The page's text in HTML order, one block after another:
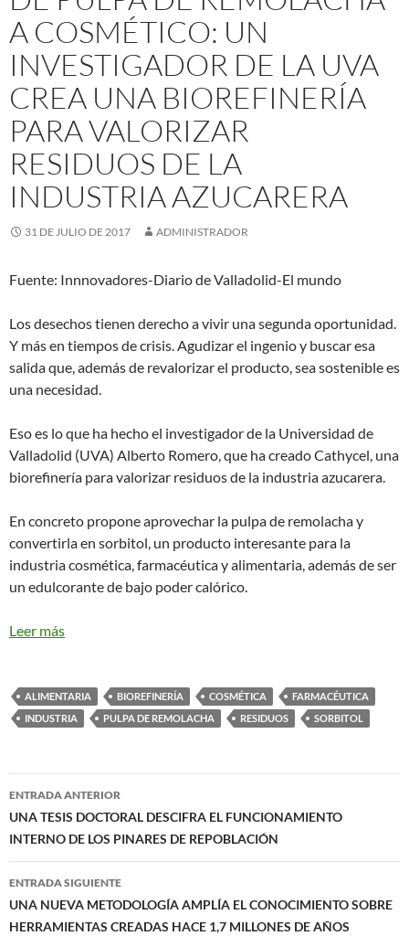
A COSMÉTICO: UN
INVESTIGADOR DE LA UVA
CREA UNA BIOREFINERÍA
PARA VALORIZAR
RESIDUOS DE LA
INDUSTRIA AZUCARERA
31 DE JULIO DE 2017 ADMINISTRADOR
Fuente: Innnovadores-Diario de Valladolid-El mundo
Los desechos tienen derecho a vivir una segunda oportunidad.
Y más en tiempos de crisis. Agudizar el ingenio y buscar esa
salida que, además de revalorizar el producto, sea sostenible es
una necesidad.
Eso es lo que ha hecho el investigador de la Universidad de
Valladolid (UVA) Alberto Romero, que ha creado Cathycel, una
biorefinería para valorizar residuos de la industria azucarera.
En concreto propone aprovechar la pulpa de remolacha y
convertirla en sorbitol, un producto interesante para la
industria cosmética, farmacéutica y alimentaria, además de ser
un edulcorante de bajo poder calórico.
Leer más
ALIMENTARIA BIOREFINERÍA COSMÉTICA
FARMACÉUTICA
INDUSTRIA
PULPA DE REMOLACHA RESIDUOS SORBITOL
Navegación
de
entradas
ENTRADA ANTERIOR
UNA TESIS DOCTORAL DESCIFRA EL FUNCIONAMIENTO
INTERNO DE LOS PINARES DE REPOBLACIÓN
ENTRADA SIGUIENTE
UNA NUEVA METODOLOGÍA AMPLÍA EL CONOCIMIENTO SOBRE
HERRAMIENTAS CREADAS HACE 1,7 MILLONES DE AÑOS